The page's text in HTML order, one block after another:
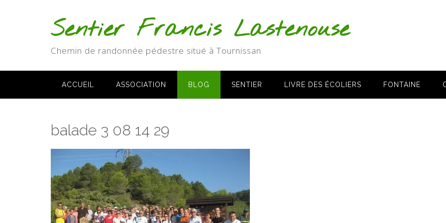
Sentier Francis Lastenouse
Chemin de randonnée pédestre situé à Tournissan
ACCUEIL ASSOCIATION BLOG SENTIER LIVRE DES ÉCOLIERS FONTAINE
balade 3 08 14 29